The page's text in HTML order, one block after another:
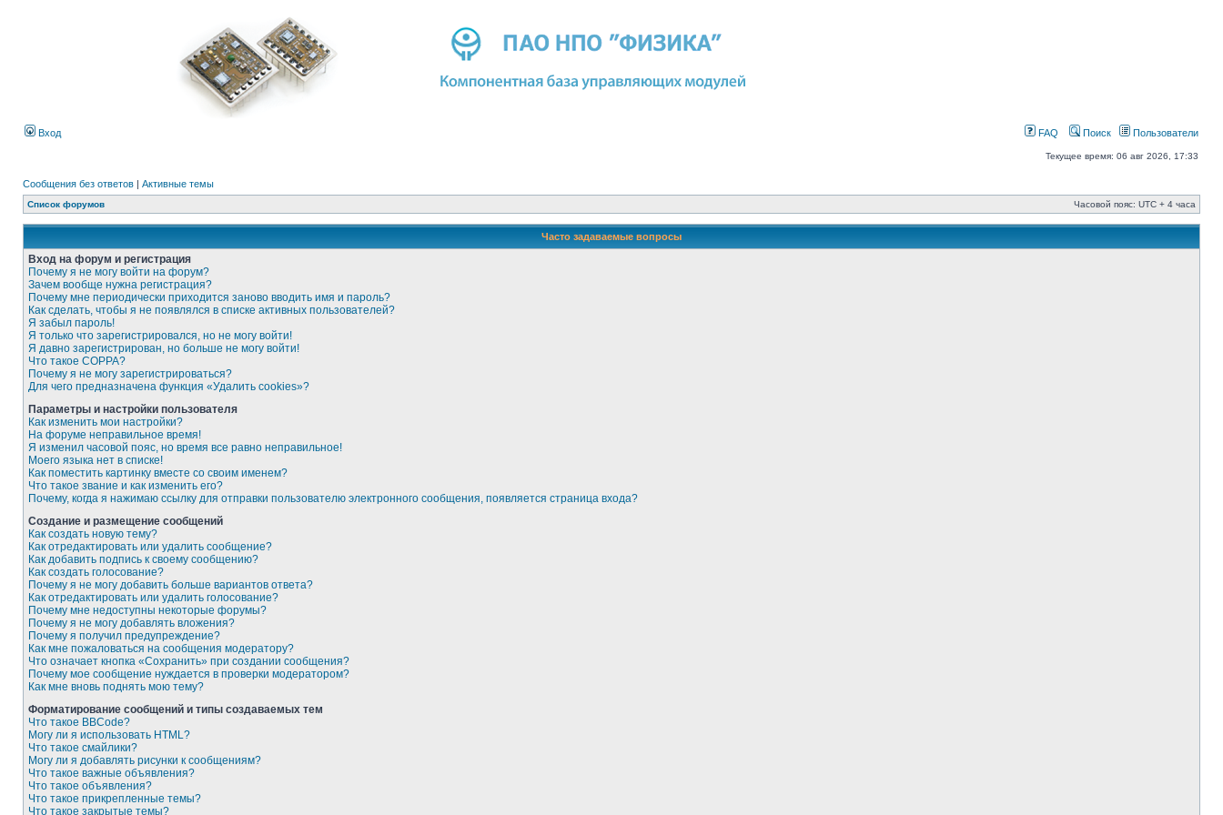
Вход FAQ Поиск Пользователи
Текущее время: 06 авг 2026, 17:33
Сообщения без ответов | Активные темы
Список форумов Часовой пояс: UTC + 4 часа
Часто задаваемые вопросы
Вход на форум и регистрация
Почему я не могу войти на форум?
Зачем вообще нужна регистрация?
Почему мне периодически приходится заново вводить имя и пароль?
Как сделать, чтобы я не появлялся в списке активных пользователей?
Я забыл пароль!
Я только что зарегистрировался, но не могу войти!
Я давно зарегистрирован, но больше не могу войти!
Что такое COPPA?
Почему я не могу зарегистрироваться?
Для чего предназначена функция «Удалить cookies»?
Параметры и настройки пользователя
Как изменить мои настройки?
На форуме неправильное время!
Я изменил часовой пояс, но время все равно неправильное!
Моего языка нет в списке!
Как поместить картинку вместе со своим именем?
Что такое звание и как изменить его?
Почему, когда я нажимаю ссылку для отправки пользователю электронного сообщения, появляется страница входа?
Создание и размещение сообщений
Как создать новую тему?
Как отредактировать или удалить сообщение?
Как добавить подпись к своему сообщению?
Как создать голосование?
Почему я не могу добавить больше вариантов ответа?
Как отредактировать или удалить голосование?
Почему мне недоступны некоторые форумы?
Почему я не могу добавлять вложения?
Почему я получил предупреждение?
Как мне пожаловаться на сообщения модератору?
Что означает кнопка «Сохранить» при создании сообщения?
Почему мое сообщение нуждается в проверки модератором?
Как мне вновь поднять мою тему?
Форматирование сообщений и типы создаваемых тем
Что такое BBCode?
Могу ли я использовать HTML?
Что такое смайлики?
Могу ли я добавлять рисунки к сообщениям?
Что такое важные объявления?
Что такое объявления?
Что такое прикрепленные темы?
Что такое закрытые темы?